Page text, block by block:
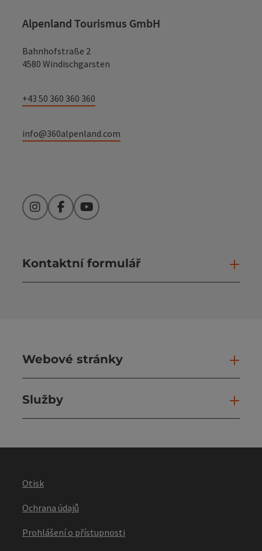
Alpenland Tourismus GmbH
Bahnhofstraße 2
4580 Windischgarsten
+43 50 360 360 360
info@360alpenland.com
InstagramFacebookYouTube
Kontaktní formulář
Webové stránky
Služby
Otisk
Ochrana údajů
Prohlášení o přístupnosti